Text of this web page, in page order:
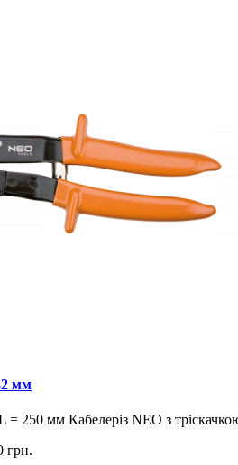
мм
= 250 мм Кабелеріз NEO з
грн.